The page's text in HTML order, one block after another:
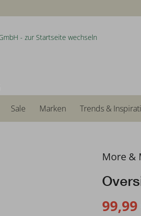
Sale Marken Trends &
More &
99,99